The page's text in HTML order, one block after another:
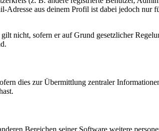
aus deinem Profil ist dabei jedoch nur
nicht, sofern er auf Grund gesetzlicher
dies zur Übermittlung zentraler